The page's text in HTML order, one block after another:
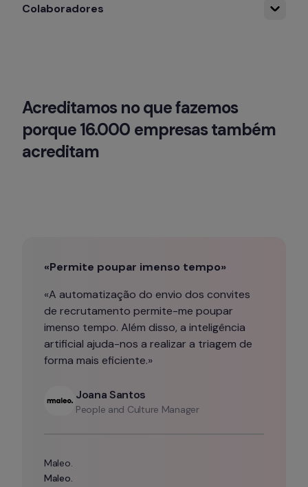
Colaboradores
Acreditamos no que fazemos
porque 16.000 empresas também
acreditam
«Permite poupar imenso tempo»
«A automatização do envio dos convites
de recrutamento permite-me poupar
imenso tempo. Além disso, a inteligência
artificial ajuda-nos a realizar a triagem de
forma mais eficiente.»
Joana Santos
People and Culture Manager
Maleo.
Maleo.